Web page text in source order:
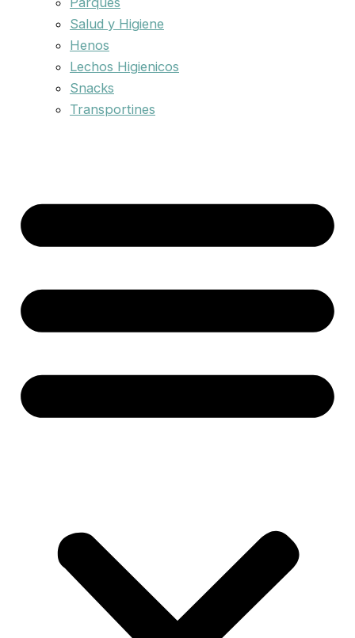
Salud y Higiene
Henos
Lechos Higienicos
Snacks
Transportines